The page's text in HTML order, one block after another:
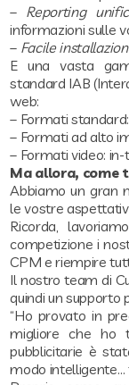
– Reporting
informazioni sulle
– Facile
E una vasta
standard IAB
web:
– Formati
– Formati ad alto
– Formati video:
Ma allora, come
Abbiamo un gran
le vostre
Ricorda,
competizione i
CPM e riempire
Il nostro team di
quindi un supporto
“Ho provato in
migliore che ho
pubblicitarie è
modo intelligente…